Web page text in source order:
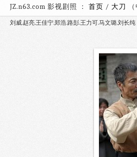
JZ.n63.com 影视剧照 ： 首页 / 大刀
刘威.赵亮.王佳宁.郑浩.路彭.王力可.马文璐.刘长纯